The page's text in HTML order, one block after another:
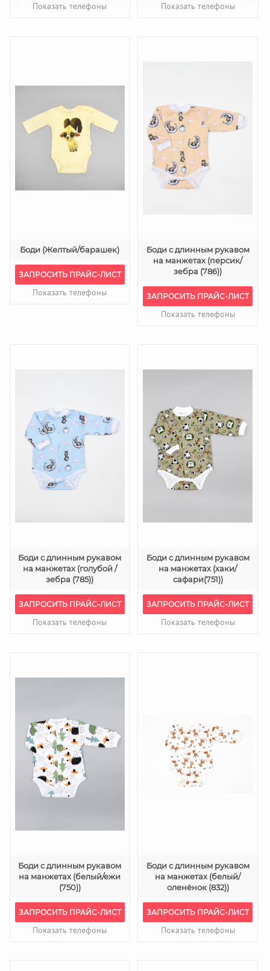
Показать телефоны Показать телефоны
Боди (Желтый/барашек)
ЗАПРОСИТЬ ПРАЙС-ЛИСТ
Показать телефоны
Боди с длинным рукавом
на манжетах (персик/
зебра (786))
ЗАПРОСИТЬ ПРАЙС-ЛИСТ
Показать телефоны
Боди с длинным рукавом
на манжетах (голубой /
зебра (785))
ЗАПРОСИТЬ ПРАЙС-ЛИСТ
Показать телефоны
Боди с длинным рукавом
на манжетах (хаки/
сафари(751))
ЗАПРОСИТЬ ПРАЙС-ЛИСТ
Показать телефоны
Боди с длинным рукавом
на манжетах (белый/ежи
(750))
ЗАПРОСИТЬ ПРАЙС-ЛИСТ
Показать телефоны
Боди с длинным рукавом
на манжетах (белый/
оленёнок (832))
ЗАПРОСИТЬ ПРАЙС-ЛИСТ
Показать телефоны